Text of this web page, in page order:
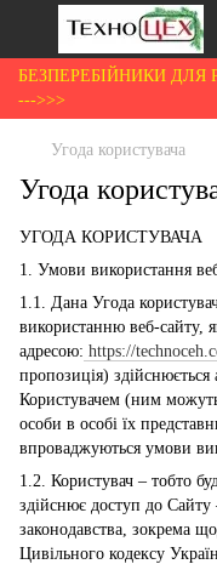
БЕЗПЕРЕБІЙНИКИ ДЛЯ
--->>>
Угода користувача
Угода
УГОДА КОРИСТУВАЧА
1. Умови використання
1.1. Дана Угода
використанню веб-сайту,
адресою: https://
пропозиція) здійснюється
Користувачем (ним
особи в особі їх
впроваджуються умови
1.2. Користувач – тобто
здійснює доступ до Сайту
законодавства, зокрема
Цивільного кодексу